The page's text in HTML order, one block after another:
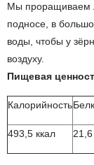
Мы проращиваем
подносе, в
воды, чтобы у
воздуху.
Пищевая
Калорийность
493,5 ккал 21,6